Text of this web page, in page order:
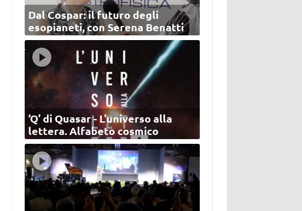
Dal Cospar: il futuro degli
esopianeti, con Serena Benatti
‘Q’ di Quasar - L'universo alla
lettera. Alfabeto cosmico